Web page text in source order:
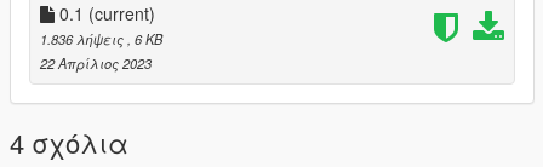
0.1 (current)
1.836 λήψεις, 6 KB
22 Απρίλιος 2023
4 σχόλια